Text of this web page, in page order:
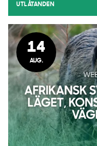
UTLÅTANDEN
14
AUG.